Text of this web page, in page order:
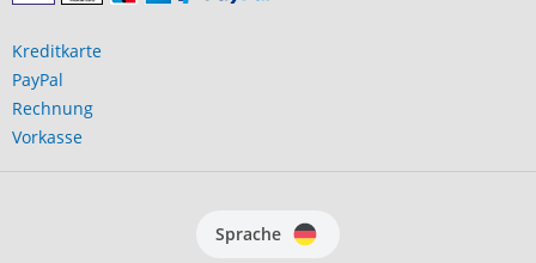
Kreditkarte
PayPal
Rechnung
Vorkasse
Sprache